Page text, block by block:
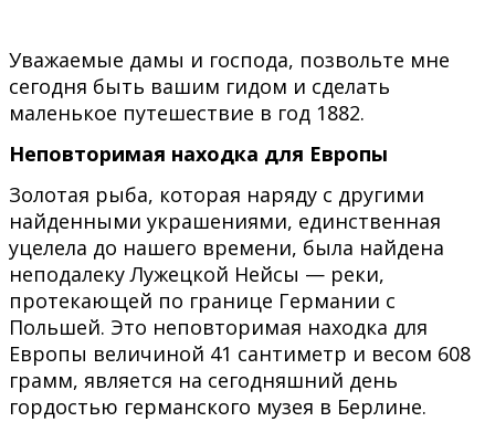
Уважаемые дамы и господа, позвольте мне
сегодня быть вашим гидом и сделать
маленькое путешествие в год 1882.
Неповторимая находка для Европы
Золотая рыба, которая наряду с другими
найденными украшениями, единственная
уцелела до нашего времени, была найдена
неподалеку Лужецкой Нейсы — реки,
протекающей по границе Германии с
Польшей. Это неповторимая находка для
Европы величиной 41 сантиметр и весом 608
грамм, является на сегодняшний день
гордостью германского музея в Берлине.